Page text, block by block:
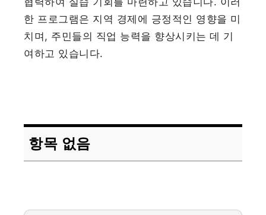
한 프로그램은 지역 경제에 긍정적인 영향을 미
치며, 주민들의 직업 능력을 향상시키는 데 기
여하고 있습니다.
항목 없음